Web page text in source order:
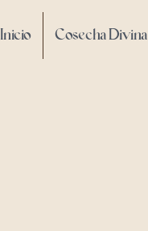
Inicio Cosecha Divina